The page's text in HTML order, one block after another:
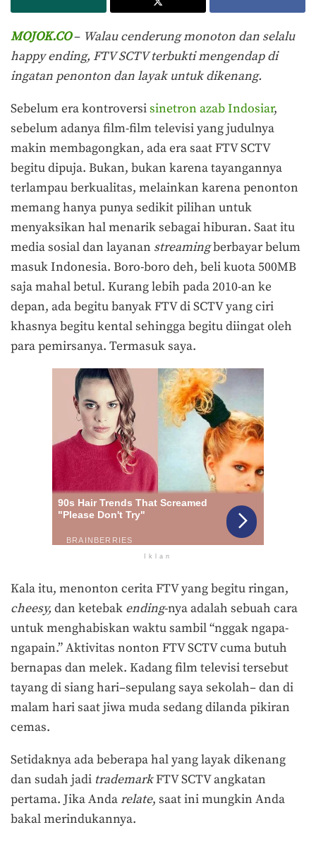
MOJOK.CO– Walau cenderung monoton dan selalu
happy ending, FTV SCTV terbukti mengendap di
ingatan penonton dan layak untuk dikenang.
Sebelum era kontroversisinetron azab Indosiar,
sebelum adanya film-film televisi yang judulnya
makin membagongkan, ada era saat FTV SCTV
begitu dipuja. Bukan, bukan karena tayangannya
terlampau berkualitas, melainkan karena penonton
memang hanya punya sedikit pilihan untuk
menyaksikan hal menarik sebagai hiburan. Saat itu
media sosial dan layanan streamingberbayar belum
masuk Indonesia. Boro-boro deh, beli kuota 500MB
saja mahal betul. Kurang lebih pada 2010-an ke
depan, ada begitu banyak FTV di SCTV yang ciri
khasnya begitu kental sehingga begitu diingat oleh
para pemirsanya. Termasuk saya.
Iklan
Kala itu, menonton cerita FTV yang begitu ringan,
cheesy, dan ketebak ending-nya adalah sebuah cara
untuk menghabiskan waktu sambil “nggak ngapa-
ngapain.” Aktivitas nonton FTV SCTV cuma butuh
bernapas dan melek. Kadang film televisi tersebut
tayang di siang hari–sepulang saya sekolah– dan di
malam hari saat jiwa muda sedang dilanda pikiran
cemas.
Setidaknya ada beberapa hal yang layak dikenang
dan sudah jadi trademarkFTV SCTV angkatan
pertama. Jika Andarelate, saat ini mungkin Anda
bakal merindukannya.